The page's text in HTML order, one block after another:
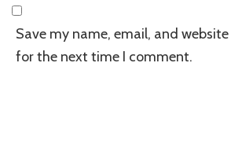
Save my name, email, and
for the next time I comment.